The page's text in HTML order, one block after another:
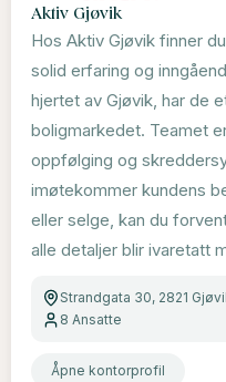
Aktiv Gjøvik
Hos Aktiv Gjøvik finner
solid erfaring og
hjertet av Gjøvik, har de
boligmarkedet. Teamet
oppfølging og
imøtekommer kundens
eller selge, kan du
alle detaljer blir ivaretatt
Strandgata 30, 2821
8 Ansatte
Åpne kontorprofil